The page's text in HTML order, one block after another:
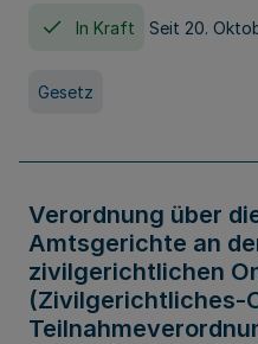
In Kraft Seit 20.
Gesetz
Verordnung über
Amtsgerichte an
zivilgerichtlichen
(Zivilgerichtliches-